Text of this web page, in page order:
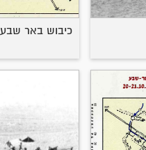
כיבוש באר שבע